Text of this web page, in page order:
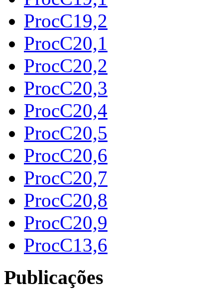
ProcC19,2
ProcC20,1
ProcC20,2
ProcC20,3
ProcC20,4
ProcC20,5
ProcC20,6
ProcC20,7
ProcC20,8
ProcC20,9
ProcC13,6
Publicações